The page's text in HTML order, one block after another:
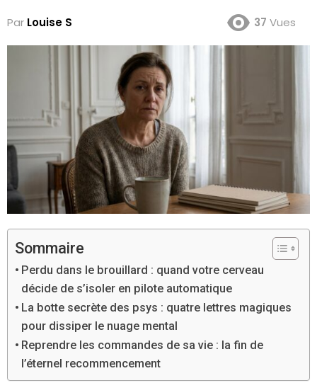
Par Louise S 37 Vues
Sommaire
Perdu dans le brouillard : quand votre cerveau
décide de s’isoler en pilote automatique
La botte secrète des psys : quatre lettres magiques
pour dissiper le nuage mental
Reprendre les commandes de sa vie : la fin de
l’éternel recommencement